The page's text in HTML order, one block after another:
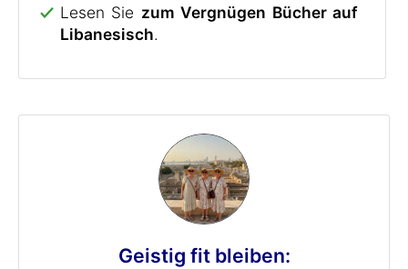
Lesen Sie zum Vergnügen Bücher auf
Libanesisch.
Geistig fit bleiben: